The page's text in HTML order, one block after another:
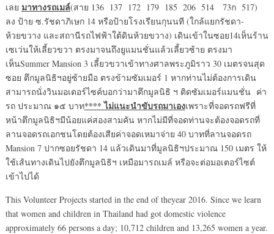
เลย มาทางรถเมล์(สาย 136 137 172 179 185 206 514 73ก 517)
ลง ป้าย ซ.รัชดาภิเษก 14 หรือป้ายโรงเรียนกุนนที (ใกล้แยกรัชดา-
ห้วยขวาง และสถานีรถไฟฟ้าใต้ดินห้วยขวาง) เดินเข้าในซอย14เห็นร้าน
เซเว่นให้เลี้ยวขวา ตรงมาจนถึงยูแมนชั่นแล้วเลี้ยวซ้าย ตรงมา
เห็นSummer Mansion 3 เลี้ยวขวาเข้าทางศาลพระภูมิราว 30 เมตรจนสุด
ซอย ตึกมูลนิธิฯอยู่ซ้ายมือ ตรงข้ามซัมเมอร์ 1 หากท่านไม่ต้องการเดิน
สามารถนั่งวินมอเตอร์ไซค์บอกว่ามาตึกมูลนิธิ ฯ ติดซัมเมอร์แมนชั่น ค่า
รถ ประมาณ ๑๕ บาท**** ไม่แนะนำขับรถมาเองเพราะที่จอดรถฟรีที่
หน้าตึกมูลนิธิฯมีน้อยแค่สองสามคัน หากไม่มีที่จอดท่านจะต้องจอดรถที่
ลานจอดรถเอกชนโดยต้องเสียค่าจอดเหมาจ่าย 40 บาทที่ลานจอดรถ
Mansion 7 ปากซอยรัชดา 14 แล้วเดินมาที่มูลนิธิฯประมาณ 150 เมตร ให้
ใช้เส้นทางเดินไปยังตึกมูลนิธิฯ เหมือมารถเมล์ หรือจะต่อมอเตอร์ไซต์
เข้าไปได้
This Volunteer Projects started in the end of theyear 2016. Since we learn
that women and children in Thailand had got domestic violence
approximately 66 persons a day; 10,712 children and 13,265 women a year.